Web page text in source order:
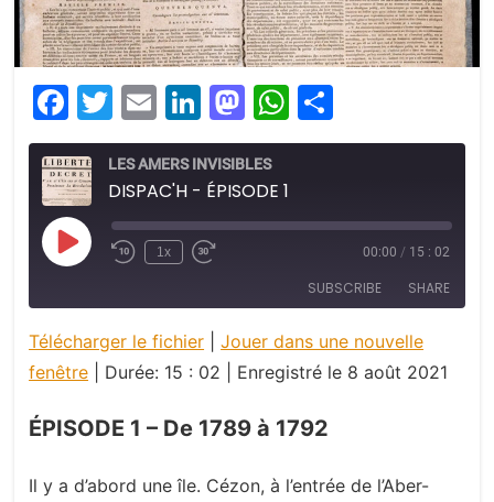
Facebook
Twitter
EmailLinkedIn
Mastodon
WhatsApp
LES AMERS INVISIBLES
DISPAC'H - ÉPISODE 1
Play
Episode
1x 00:00 / 15 : 02
SUBSCRIBE SHARE
RSS FEED
SHARE
EMBED
Télécharger le fichier |Jouer dans une nouvelle
fenêtre
Durée: 15 : 02 Enregistré le 8 août 2021
ÉPISODE 1 – De 1789 à 1792
Il y a d’abord une île. Cézon, à l’entrée de l’Aber-